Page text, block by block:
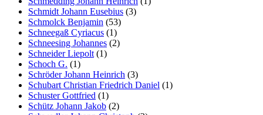
Schmidt Johann Eusebius (3)
Schmolck Benjamin (53)
Schneegaß Cyriacus (1)
Schneesing Johannes (2)
Schneider Liepolt(1)
Schoch G. (1)
Schröder Johann Heinrich (3)
Schubart Christian Friedrich Daniel (1)
Schuster Gottfried (1)
Schütz Johann Jakob (2)